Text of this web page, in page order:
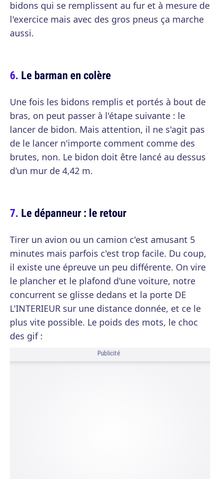
bidons qui se remplissent au fur et à mesure de
l'exercice mais avec des gros pneus ça marche
aussi.
Le barman en colère
Une fois les bidons remplis et portés à bout de
bras, on peut passer à l'étape suivante : le
lancer de bidon. Mais attention, il ne s'agit pas
de le lancer n'importe comment comme des
brutes, non. Le bidon doit être lancé au dessus
d'un mur de 4,42 m.
Le dépanneur : le retour
Tirer un avion ou un camion c'est amusant 5
minutes mais parfois c'est trop facile. Du coup,
il existe une épreuve un peu différente. On vire
le plancher et le plafond d'une voiture, notre
concurrent se glisse dedans et la porte DE
L'INTERIEUR sur une distance donnée, et ce le
plus vite possible. Le poids des mots, le choc
des gif :
Publicité